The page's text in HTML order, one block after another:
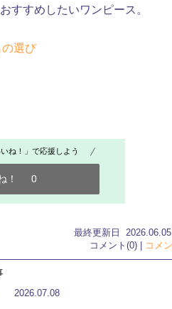
すすめしたいワンピース。
の選び
ね！」で応援しよう
！ 0
最終更新日
コメント(0) |
コメ
2026.07.08